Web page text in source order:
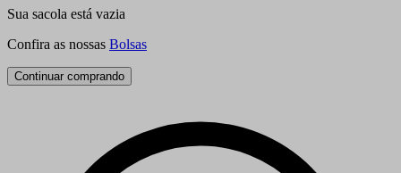
Sua sacola está vazia
Confira as nossas Bolsas
Continuar comprando